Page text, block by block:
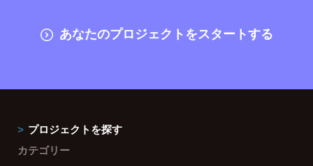
あなたのプロジェクトをスタートする
プロジェクトを探す
カテゴリー